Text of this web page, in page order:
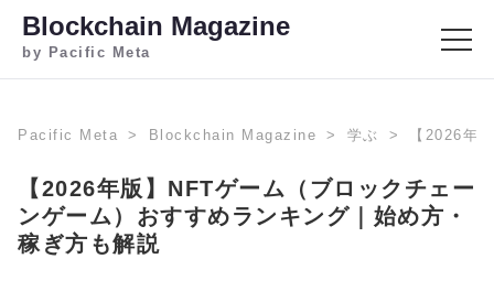
Blockchain Magazine
by Pacific Meta
Pacific Meta Blockchain Magazine 学ぶ 【2026年
【2026年版】NFTゲーム（ブロックチェー
ンゲーム）おすすめランキング｜始め方・
稼ぎ方も解説